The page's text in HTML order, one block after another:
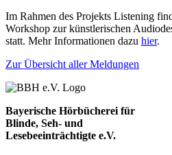
Im Rahmen des Projekts Listening
Workshop zur künstlerischen
statt. Mehr Informationen dazu hier.
Zur Übersicht aller Meldungen
Bayerische Hörbücherei für
Blinde, Seh- und
Lesebeeinträchtigte e.V.